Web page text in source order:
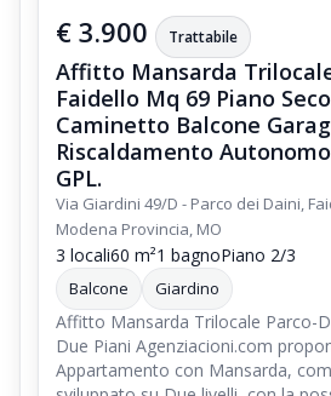
€ 3.900 Trattabile
Affitto Mansarda
Faidello Mq 69 Piano
Caminetto Balcone
Riscaldamento
GPL.
Via Giardini 49/D - Parco dei Daini,
Modena Provincia, MO
3 locali60 m²1 bagnoPiano 2/3
Balcone Giardino
Affitto Mansarda Trilocale Parco-
Due Piani Agenziacioni.com
Appartamento con Mansarda,